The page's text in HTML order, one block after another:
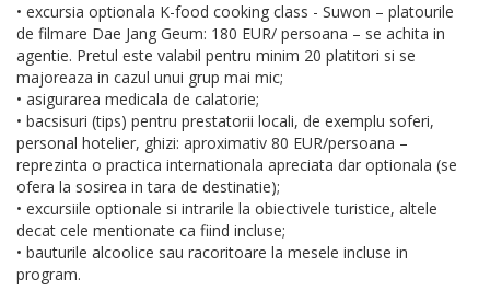
• excursia optionala K-food cooking class - Suwon – platourile
de filmare Dae Jang Geum: 180 EUR/ persoana – se achita in
agentie. Pretul este valabil pentru minim 20 platitori si se
majoreaza in cazul unui grup mai mic;
• asigurarea medicala de calatorie;
• bacsisuri (tips) pentru prestatorii locali, de exemplu soferi,
personal hotelier, ghizi: aproximativ 80 EUR/persoana –
reprezinta o practica internationala apreciata dar optionala (se
ofera la sosirea in tara de destinatie);
• excursiile optionale si intrarile la obiectivele turistice, altele
decat cele mentionate ca fiind incluse;
• bauturile alcoolice sau racoritoare la mesele incluse in
program.